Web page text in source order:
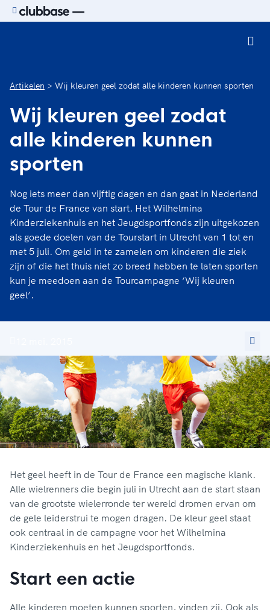
Artikelen Wij kleuren geel zodat alle kinderen kunnen sporten
Wij kleuren geel zodat
alle kinderen kunnen
sporten
Nog iets meer dan vijftig dagen en dan gaat in Nederland
de Tour de France van start. Het Wilhelmina
Kinderziekenhuis en het Jeugdsportfonds zijn uitgekozen
als goede doelen van de Tourstart in Utrecht van 1 tot en
met 5 juli. Om geld in te zamelen om kinderen die ziek
zijn of die het thuis niet zo breed hebben te laten sporten
kun je meedoen aan de Tourcampagne ‘Wij kleuren
geel’.
Het geel heeft in de Tour de France een magische klank.
Alle wielrenners die begin juli in Utrecht aan de start staan
van de grootste wielerronde ter wereld dromen ervan om
de gele leiderstrui te mogen dragen. De kleur geel staat
ook centraal in de campagne voor het Wilhelmina
Kinderziekenhuis en het Jeugdsportfonds.
Start een actie
Alle kinderen moeten kunnen sporten, vinden zij. Ook als